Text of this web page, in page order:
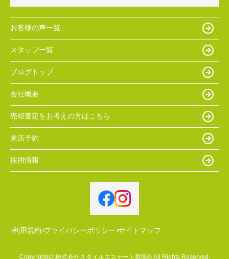
お客様の声一覧
スタッフ一覧
ブログトップ
会社概要
売却査定をお考えの方はこちら
来店予約
採用情報
利用規約 プライバシーポリシー サイトマップ
Copyright(c) 株式会社スタイルエステート群馬® All Rights Reserved.